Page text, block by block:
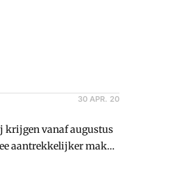
30 APR. 20
krijgen vanaf augustus
aantrekkelijker maken